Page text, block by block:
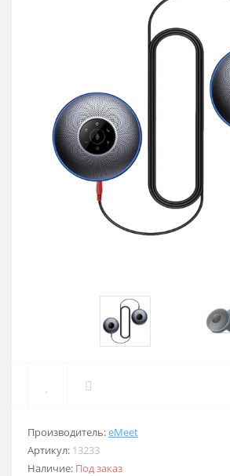
Производитель:eMeet
Артикул: 13233
Наличие: Под заказ